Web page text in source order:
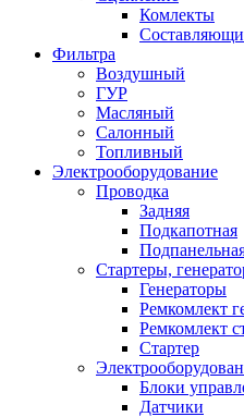
Комлекты
Фильтра
Воздушный
ГУР
Масляный
Салонный
Топливный
Электрооборудование
Проводка
Задняя
Подкапотная
Стартеры,
Генераторы
Ремкомлект
Ремкомлект
Стартер
Блоки
Датчики